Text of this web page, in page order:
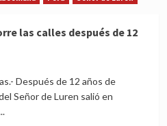
las calles después de 12
Después de 12 años de
Señor de Luren salió en